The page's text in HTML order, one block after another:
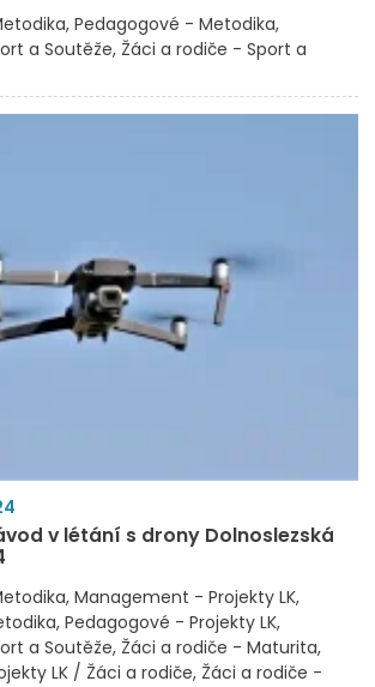
Pedagogové - Metodika
a Soutěže Žáci a rodiče - Sport a
v létání s drony Dolnoslezská
Management - Projekty LK
Pedagogové - Projekty LK
a Soutěže Žáci a rodiče - Maturita
LK / Žáci a rodiče Žáci a rodiče -